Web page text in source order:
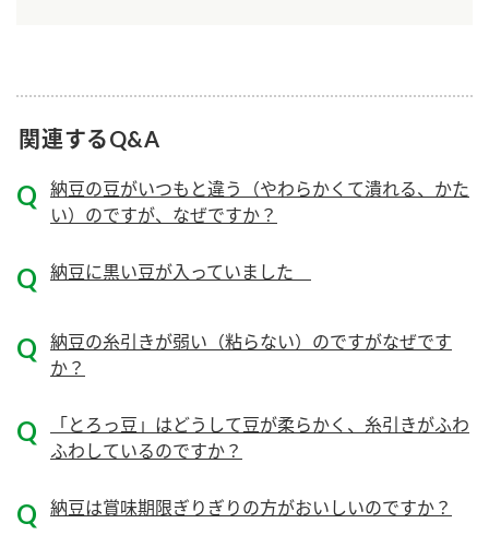
関連するQ&A
納豆の豆がいつもと違う（やわらかくて潰れる、かた
い）のですが、なぜですか？
納豆に黒い豆が入っていました
納豆の糸引きが弱い（粘らない）のですがなぜです
か？
「とろっ豆」はどうして豆が柔らかく、糸引きがふわ
ふわしているのですか？
納豆は賞味期限ぎりぎりの方がおいしいのですか？